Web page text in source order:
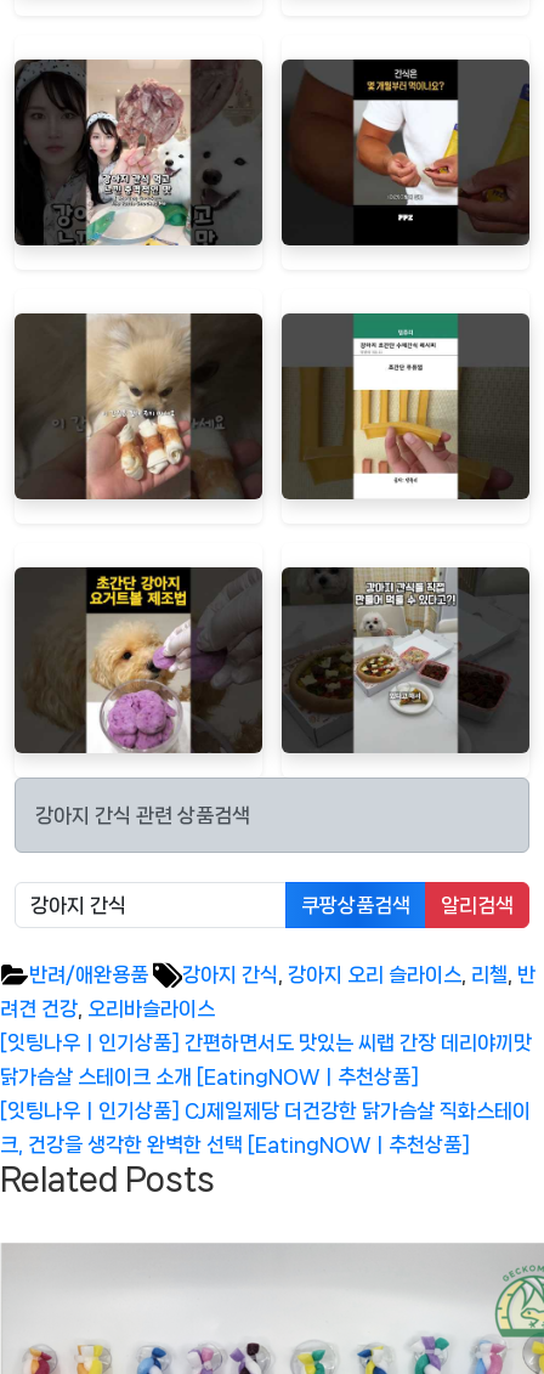
강아지 간식 관련 상품검색
쿠팡상품검색 알리검색
반려/애완용품 Tags:
강아지 간식 강아지 오리 슬라이스 리첼 반
려견 건강 오리바슬라이스
글
탐
색
Previous
Post:
[잇팅나우ㅣ인기상품] 간편하면서도 맛있는 씨랩 간장 데리야끼맛
닭가슴살 스테이크 소개 [EatingNOWㅣ추천상품]
Next
Post:
[잇팅나우ㅣ인기상품] CJ제일제당 더건강한 닭가슴살 직화스테이
크, 건강을 생각한 완벽한 선택 [EatingNOWㅣ추천상품]
Related Posts